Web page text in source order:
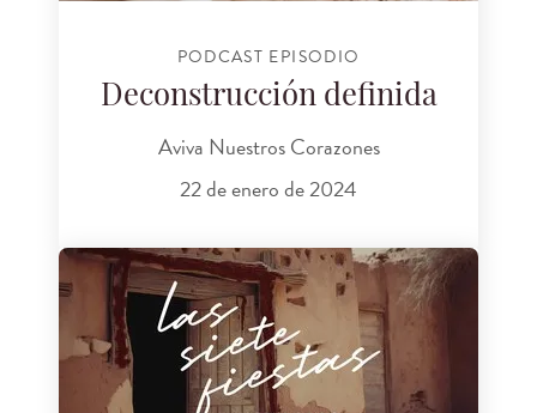
PODCAST EPISODIO
Deconstrucción definida
Aviva Nuestros Corazones
22 de enero de 2024